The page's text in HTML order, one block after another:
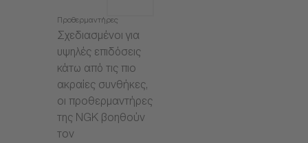
Προθερμαντήρες
Σχεδιασμένοι για
υψηλές επιδόσεις
κάτω από τις πιο
ακραίες συνθήκες,
οι προθερμαντήρες
της NGK βοηθούν
τον